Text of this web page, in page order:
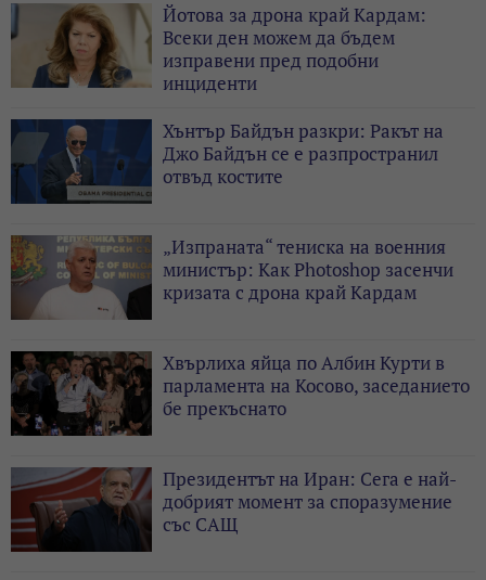
Йотова за дрона край Кардам:
Всеки ден можем да бъдем
изправени пред подобни
инциденти
Хънтър Байдън разкри: Ракът на
Джо Байдън се е разпространил
отвъд костите
„Изпраната“ тениска на военния
министър: Как Photoshop засенчи
кризата с дрона край Кардам
Хвърлиха яйца по Албин Курти в
парламента на Косово, заседанието
бе прекъснато
Президентът на Иран: Сега е най-
добрият момент за споразумение
със САЩ